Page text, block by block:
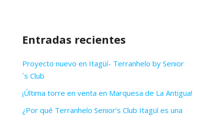
Entradas recientes
Proyecto nuevo en Itagüí- Terranhelo by Senior
´s Club
¡Última torre en venta en Marquesa de La Antigua!
¿Por qué Terranhelo Senior’s Club Itagüí es una